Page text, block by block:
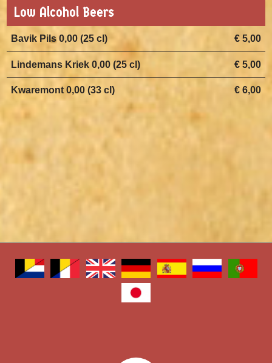
Low Alcohol Beers
€ 5,00
Bavik Pils 0,00 (25 cl)
€ 5,00
Lindemans Kriek 0,00 (25 cl)
€ 6,00
Kwaremont 0,00 (33 cl)